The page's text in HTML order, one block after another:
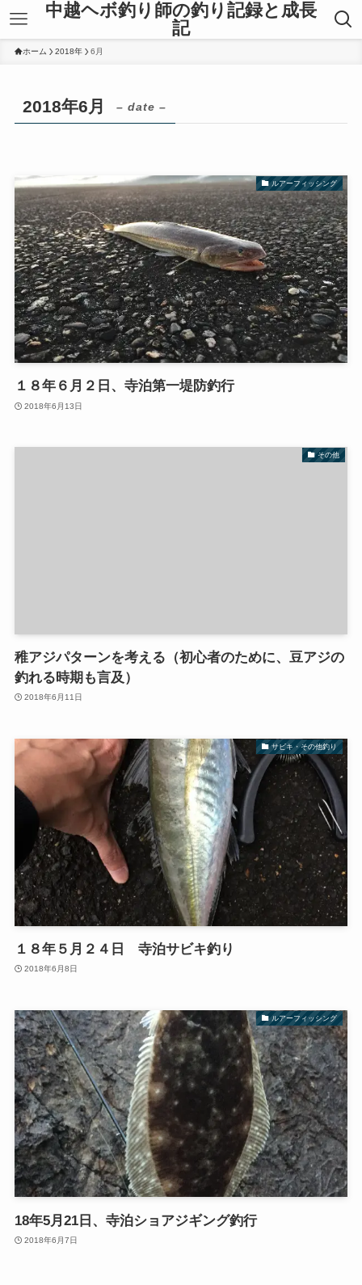
中越ヘボ釣り師の釣り記録と成長
記
ホーム 2018年 6月
2018年6月 – date –
ルアーフィッシング
１８年６月２日、寺泊第一堤防釣行
2018年6月13日
その他
稚アジパターンを考える（初心者のために、豆アジの
釣れる時期も言及）
2018年6月11日
サビキ・その他釣り
１８年５月２４日 寺泊サビキ釣り
2018年6月8日
ルアーフィッシング
18年5月21日、寺泊ショアジギング釣行
2018年6月7日